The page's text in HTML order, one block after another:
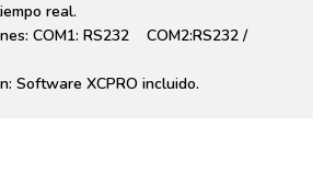
real.
COM1: RS232 COM2:RS232 /
Software XCPRO incluido.